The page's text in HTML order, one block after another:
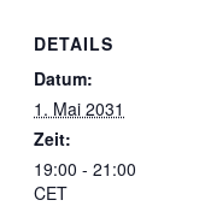
DETAILS
Datum:
1. Mai 2031
Zeit:
19:00 - 21:00
CET